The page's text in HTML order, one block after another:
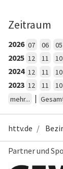
Zeitraum
2026 07 06 05
2025 12 11 10
2024 12 11 10
2023 12 11 10
mehr...
|
httv.de
Partner und